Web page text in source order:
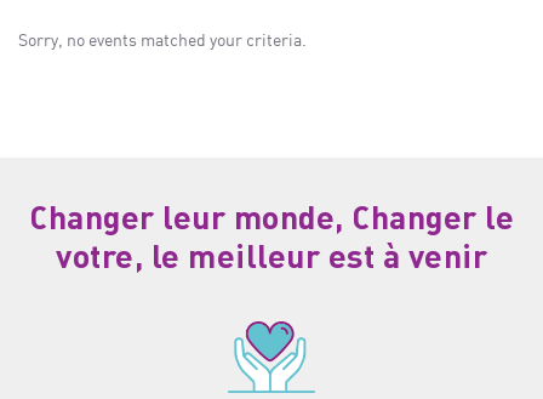
Sorry, no events matched your criteria.
Changer leur monde, Changer le
votre, le meilleur est à venir